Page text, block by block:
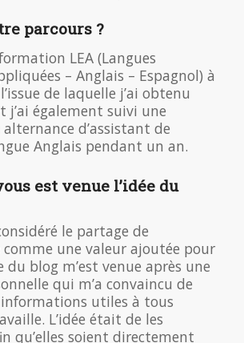
parcours ?
LEA (Langues
– Anglais – Espagnol) à
de laquelle j’ai obtenu
j’ai également suivi une
d’assistant de
Anglais pendant un an.
est venue l’idée du
le partage de
comme une valeur ajoutée pour
du blog m’est venue après une
qui m’a convaincu de
utiles à tous
L’idée était de les
qu’elles soient directement